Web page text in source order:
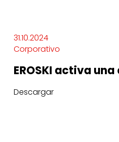
31.10.2024
Corporativo
EROSKI activa
Descargar